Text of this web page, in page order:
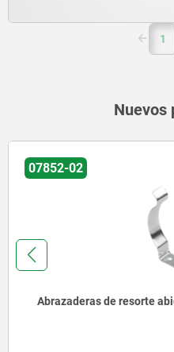
1
Nuevos
21322-10
Sistemas de guía lineal de